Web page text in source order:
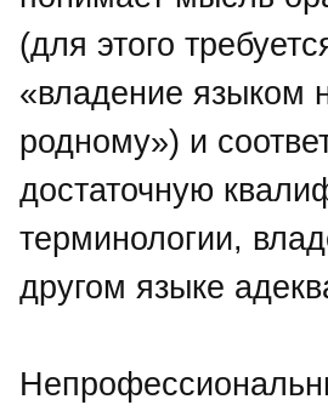
(для этого
«владение языком
родному») и
достаточную
терминологии,
другом языке